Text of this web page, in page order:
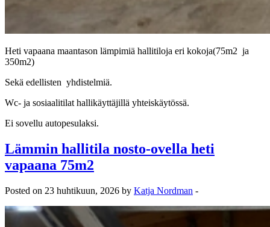
Heti vapaana maantason lämpimiä hallitiloja eri kokoja(75m2 ja
350m2)
Sekä edellisten yhdistelmiä.
Wc- ja sosiaalitilat hallikäyttäjillä yhteiskäytössä.
Ei sovellu autopesulaksi.
Lämmin hallitila nosto-ovella heti
vapaana 75m2
Posted on 23 huhtikuun, 2026 by Katja Nordman -